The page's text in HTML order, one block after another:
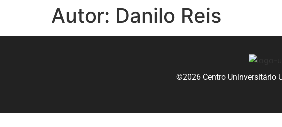
Autor: Danilo Reis
©2026 Centro Uninversitário